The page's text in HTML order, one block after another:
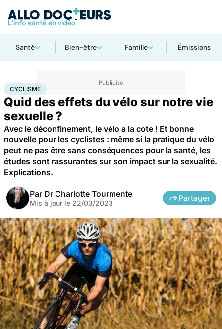
Santé Bien-être Famille Émissions
AccueilBien-être
CYCLISME
Quid des effets du vélo sur notre vie
sexuelle ?
Avec le déconfinement, le vélo a la cote ! Et bonne
nouvelle pour les cyclistes : même si la pratique du vélo
peut ne pas être sans conséquences pour la santé, les
études sont rassurantes sur son impact sur la sexualité.
Explications.
Par Dr Charlotte Tourmente
Mis à jour le 22/03/2023
Partager